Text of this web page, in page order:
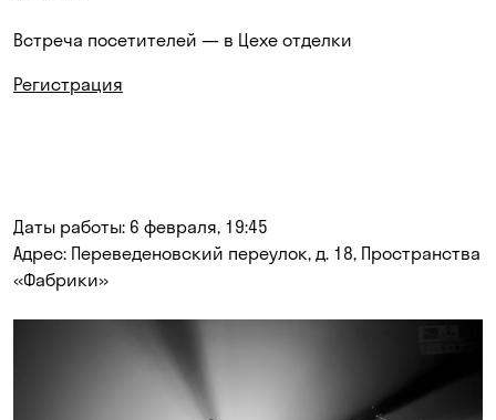
Встреча посетителей — в Цехе отделки
Регистрация
Даты работы: 6 февраля, 19:45
Адрес: Переведеновский переулок, д. 18, Пространства
«Фабрики»